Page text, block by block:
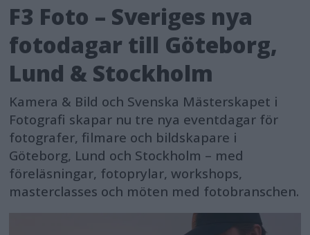
F3 Foto – Sveriges nya
fotodagar till Göteborg,
Lund & Stockholm
Kamera & Bild och Svenska Mästerskapet i
Fotografi skapar nu tre nya eventdagar för
fotografer, filmare och bildskapare i
Göteborg, Lund och Stockholm – med
föreläsningar, fotoprylar, workshops,
masterclasses och möten med fotobranschen.